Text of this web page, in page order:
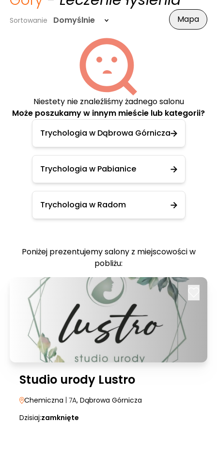
Sortowanie Domyślnie Mapa
Niestety nie znaleźliśmy żadnego salonu
Może poszukamy w innym mieście lub kategorii?
Trychologia w Dąbrowa Górnicza
Trychologia w Pabianice
Trychologia w Radom
Poniżej prezentujemy salony z miejscowości w
pobliżu:
Studio urody Lustro
Chemiczna | 7A, Dąbrowa Górnicza
Dzisiaj:zamknięte